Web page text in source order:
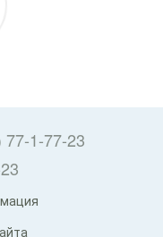
77-1-77-23